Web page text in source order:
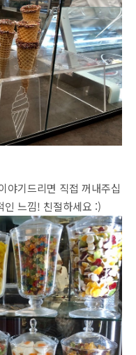
야기드리면 직접 꺼내주십
인 느낌! 친절하세요 :)